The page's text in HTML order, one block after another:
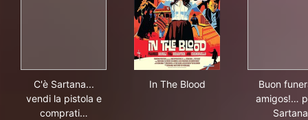
C'è Sartana...
vendi la pistola e
comprati…
In The Blood
Buon
amigos!…
Sartana